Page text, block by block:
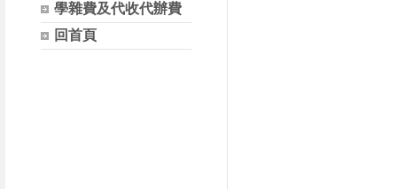
學雜費及代收代辦費
回首頁